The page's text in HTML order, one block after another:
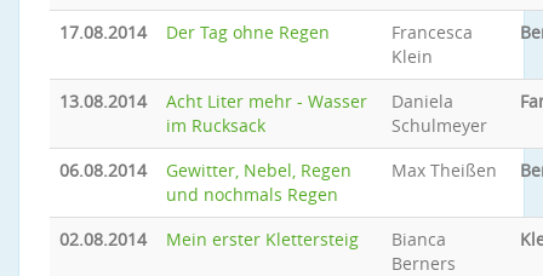
17.08.2014 Der Tag ohne Regen
Francesca
Klein
13.08.2014
Acht Liter mehr - Wasser
im Rucksack
Daniela
Schulmeyer
06.08.2014
Gewitter, Nebel, Regen
und nochmals Regen
Max Theißen
02.08.2014 Mein erster Klettersteig
Bianca
Berners